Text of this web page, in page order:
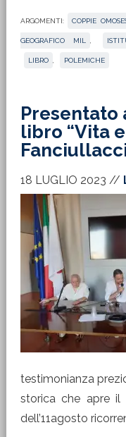
ARGOMENTI: COPPIE
GEOGRAFICO MIL
LIBRO POLEMICHE
Presentato
libro “Vita
18 LUGLIO 2023 //
testimonianza
storica che apre il
dell’11agosto